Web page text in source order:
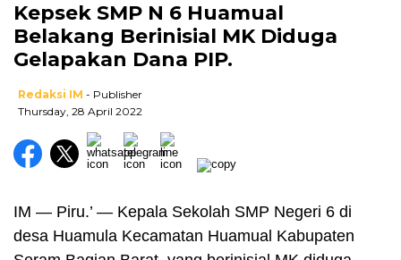
Kepsek SMP N 6 Huamual
Belakang Berinisial MK Diduga
Gelapakan Dana PIP.
Redaksi IM - Publisher
Thursday, 28 April 2022
IM — Piru.’ — Kepala Sekolah SMP Negeri 6 di
desa Huamula Kecamatan Huamual Kabupaten